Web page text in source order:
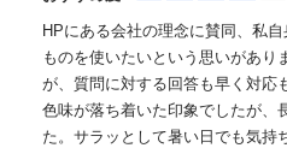
HPにある会社の理念に賛同、私
ものを使いたいという思いがあり
が、質問に対する回答も早く対応
色味が落ち着いた印象でしたが、
た。サラッとして暑い日でも気持